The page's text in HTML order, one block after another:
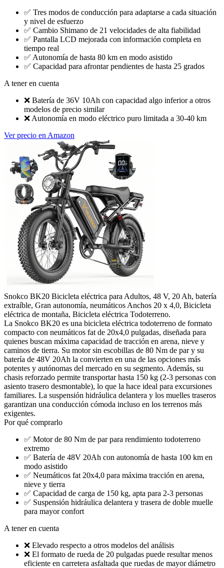
✅ Tres modos de conducción para adaptarse a cada situación
y nivel de esfuerzo
✅ Cambio Shimano de 21 velocidades de alta fiabilidad
✅ Pantalla LCD mejorada con información completa en
tiempo real
✅ Autonomía de hasta 80 km en modo asistido
✅ Capacidad para afrontar pendientes de hasta 25 grados
A tener en cuenta
❌ Batería de 36V 10Ah con capacidad algo inferior a otros
modelos de precio similar
❌ Autonomía en modo eléctrico puro limitada a 30-40 km
Ver precio en Amazon
Snokco BK20 Bicicleta eléctrica para Adultos, 48 V, 20 Ah, batería
extraíble, Gran autonomía, neumáticos Anchos 20 x 4,0, Bicicleta
eléctrica de montaña, Bicicleta eléctrica Todoterreno.
La Snokco BK20 es una bicicleta eléctrica todoterreno de formato
compacto con neumáticos fat de 20x4,0 pulgadas, diseñada para
quienes buscan máxima capacidad de tracción en arena, nieve y
caminos de tierra. Su motor sin escobillas de 80 Nm de par y su
batería de 48V 20Ah la convierten en una de las opciones más
potentes y autónomas del mercado en su segmento. Además, su
chasis reforzado permite transportar hasta 150 kg (2-3 personas con
asiento trasero desmontable), lo que la hace ideal para excursiones
familiares. La suspensión hidráulica delantera y los muelles traseros
garantizan una conducción cómoda incluso en los terrenos más
exigentes.
Por qué comprarlo
✅ Motor de 80 Nm de par para rendimiento todoterreno
extremo
✅ Batería de 48V 20Ah con autonomía de hasta 100 km en
modo asistido
✅ Neumáticos fat 20x4,0 para máxima tracción en arena,
nieve y tierra
✅ Capacidad de carga de 150 kg, apta para 2-3 personas
✅ Suspensión hidráulica delantera y trasera de doble muelle
para mayor confort
A tener en cuenta
❌ Elevado respecto a otros modelos del análisis
❌ El formato de rueda de 20 pulgadas puede resultar menos
eficiente en carretera asfaltada que ruedas de mayor diámetro